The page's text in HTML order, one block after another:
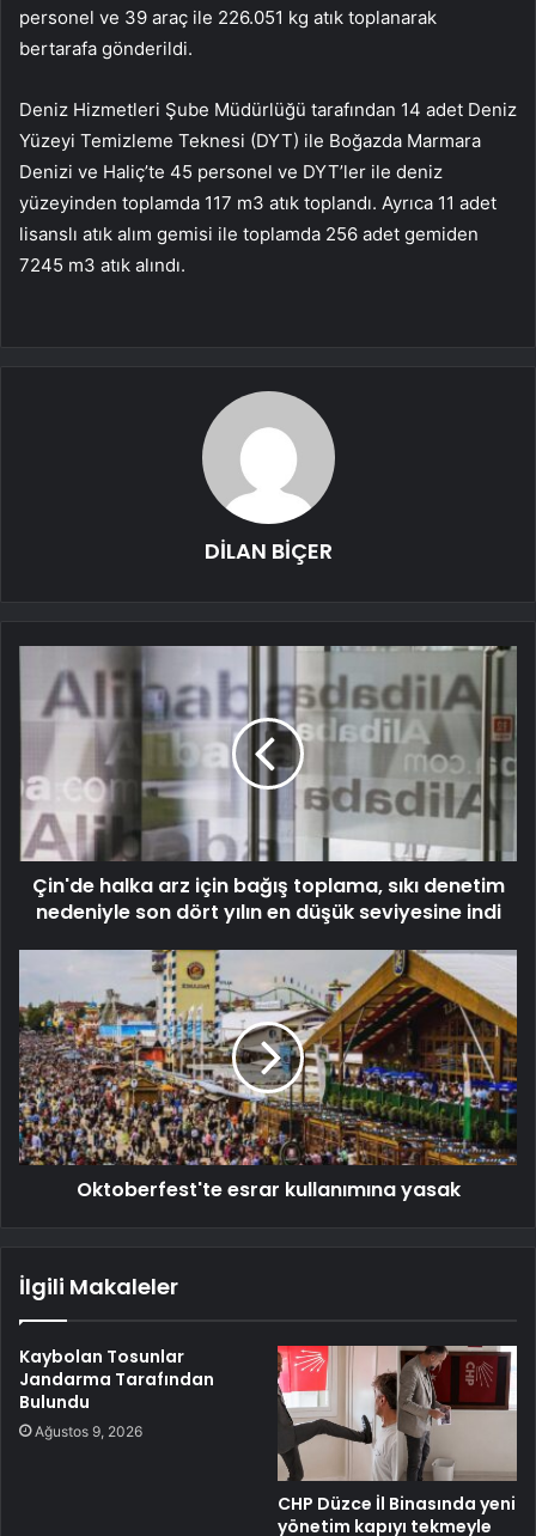
personel ve 39 araç ile 226.051 kg atık toplanarak
bertarafa gönderildi.
Deniz Hizmetleri Şube Müdürlüğü tarafından 14 adet Deniz
Yüzeyi Temizleme Teknesi (DYT) ile Boğazda Marmara
Denizi ve Haliç’te 45 personel ve DYT’ler ile deniz
yüzeyinden toplamda 117 m3 atık toplandı. Ayrıca 11 adet
lisanslı atık alım gemisi ile toplamda 256 adet gemiden
7245 m3 atık alındı.
DİLAN BİÇER
Çin'de halka arz için bağış toplama, sıkı denetim
nedeniyle son dört yılın en düşük seviyesine indi
Oktoberfest'te esrar kullanımına yasak
İlgili Makaleler
Kaybolan Tosunlar
Jandarma Tarafından
Bulundu
Ağustos 9, 2026
CHP Düzce İl Binasında yeni
yönetim kapıyı tekmeyle